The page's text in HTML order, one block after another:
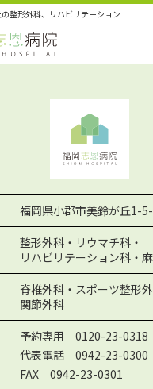
整形外科、リハビリテーション
福岡県小郡市美鈴が丘1-
整形外科・リウマチ科・
リハビリテーション科・
脊椎外科・スポーツ整形外
関節外科
予約専用 0120-23-0318
代表電話 0942-23-0300
FAX 0942-23-0301